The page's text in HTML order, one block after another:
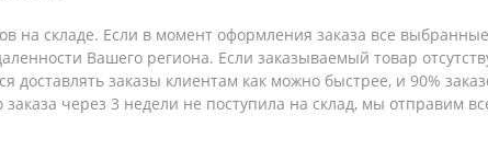
на складе. Если в момент оформления заказа все
Вашего региона. Если заказываемый товар
доставлять заказы клиентам как можно быстрее, и 90%
заказа через 3 недели не поступила на склад, мы отправим